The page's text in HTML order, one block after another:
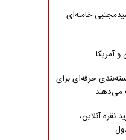
خامنه‌ای
آمریکا
حرفه‌ای برای
می‌دهند
نقره آنلاین،